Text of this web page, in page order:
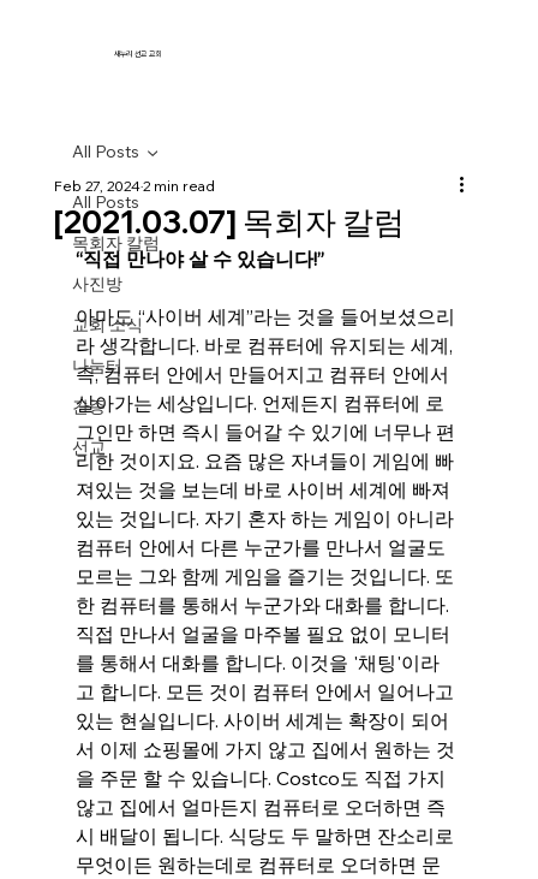
새누리 선교 교회
All Posts
목회자 칼럼
사진방
교회 소식
나눔터
간증
선교
All Posts
[2021.03.07] 목회자 칼럼
Feb 27, 20242 min read
“직접 만나야 살 수 있습니다!”
아마도 “사이버 세계”라는 것을 들어보셨으리
라 생각합니다. 바로 컴퓨터에 유지되는 세계,
즉, 컴퓨터 안에서 만들어지고 컴퓨터 안에서
살아가는 세상입니다. 언제든지 컴퓨터에 로
그인만 하면 즉시 들어갈 수 있기에 너무나 편
리한 것이지요. 요즘 많은 자녀들이 게임에 빠
져있는 것을 보는데 바로 사이버 세계에 빠져
있는 것입니다. 자기 혼자 하는 게임이 아니라
컴퓨터 안에서 다른 누군가를 만나서 얼굴도
모르는 그와 함께 게임을 즐기는 것입니다. 또
한 컴퓨터를 통해서 누군가와 대화를 합니다.
직접 만나서 얼굴을 마주볼 필요 없이 모니터
를 통해서 대화를 합니다. 이것을 '채팅'이라
고 합니다. 모든 것이 컴퓨터 안에서 일어나고
있는 현실입니다. 사이버 세계는 확장이 되어
서 이제 쇼핑몰에 가지 않고 집에서 원하는 것
을 주문 할 수 있습니다. Costco도 직접 가지
않고 집에서 얼마든지 컴퓨터로 오더하면 즉
시 배달이 됩니다. 식당도 두 말하면 잔소리로
무엇이든 원하는데로 컴퓨터로 오더하면 문